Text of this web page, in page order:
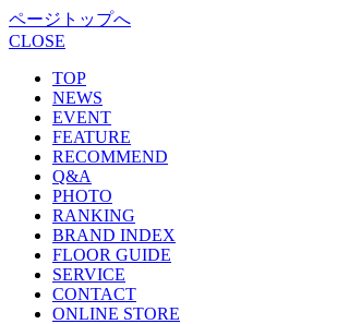
ページトップへ
CLOSE
TOP
NEWS
EVENT
FEATURE
RECOMMEND
Q&A
PHOTO
RANKING
BRAND INDEX
FLOOR GUIDE
SERVICE
CONTACT
ONLINE STORE